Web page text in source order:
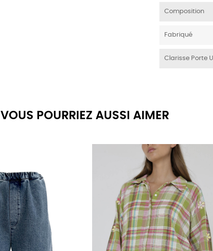
Composition
Fabriqué
Clarisse Porte
VOUS POURRIEZ AUSSI AIMER